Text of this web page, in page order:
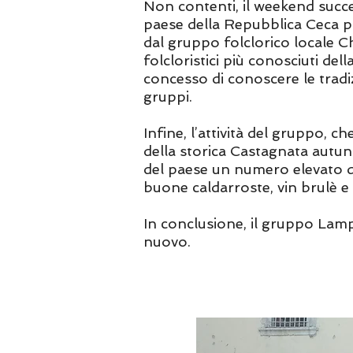
Non contenti, il weekend
paese della Repubblica Ceca
dal gruppo folclorico locale
folcloristici più conosciuti
concesso di conoscere le
gruppi.
Infine, l’attività del gruppo,
della storica Castagnata
del paese un numero
buone caldarroste, vin brulè
In conclusione, il gruppo
nuovo.